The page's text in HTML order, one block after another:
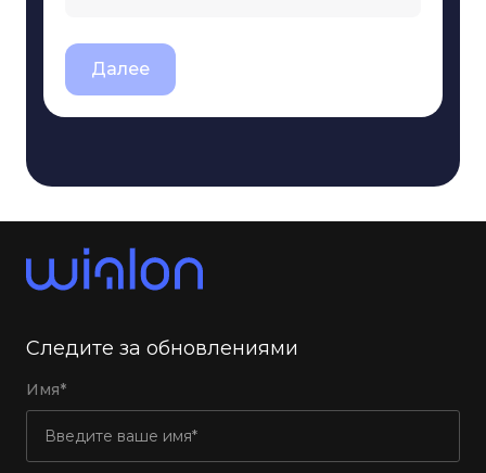
Далее
Следите за обновлениями
Имя*